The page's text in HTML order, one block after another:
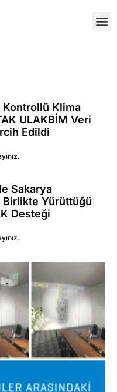
Kontrollü Klima
ULAKBİM Veri
Edildi
Sakarya
Birlikte Yürüttüğü
Desteği